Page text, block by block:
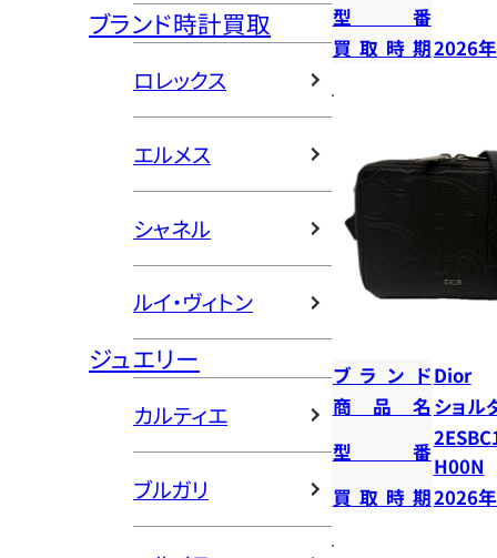
ブランド時計買取
ロレックス
エルメス
シャネル
ルイ・ヴィトン
ジュエリー
カルティエ
ブルガリ
型番
買取時期2026
ブランドDior
商品名 ショル
型番
H00N
買取時期2026